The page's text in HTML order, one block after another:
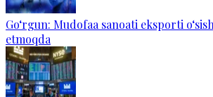
Go‘rgun: Mudofaa sanoati eksporti
etmoqda